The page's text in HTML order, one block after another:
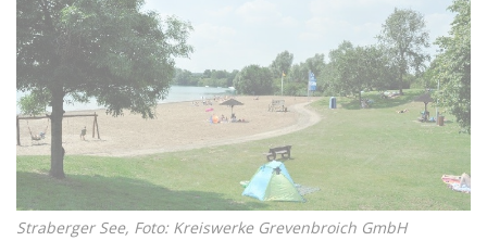
Straberger See, Foto: Kreiswerke Grevenbroich GmbH